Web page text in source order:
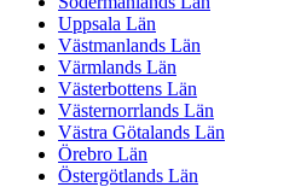
Uppsala Län
Västmanlands Län
Värmlands Län
Västerbottens Län
Västernorrlands Län
Västra Götalands Län
Örebro Län
Östergötlands Län